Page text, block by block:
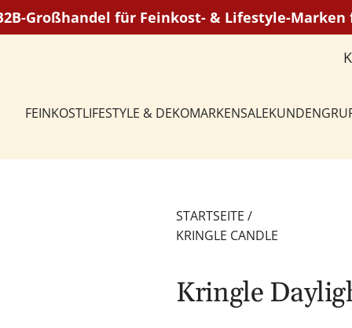
Großhandel für Feinkost- & Lifestyle-
FEINKOSTLIFESTYLE & DEKOMARKENSALE
STARTSEITE /
KRINGLE CANDLE
Kringle